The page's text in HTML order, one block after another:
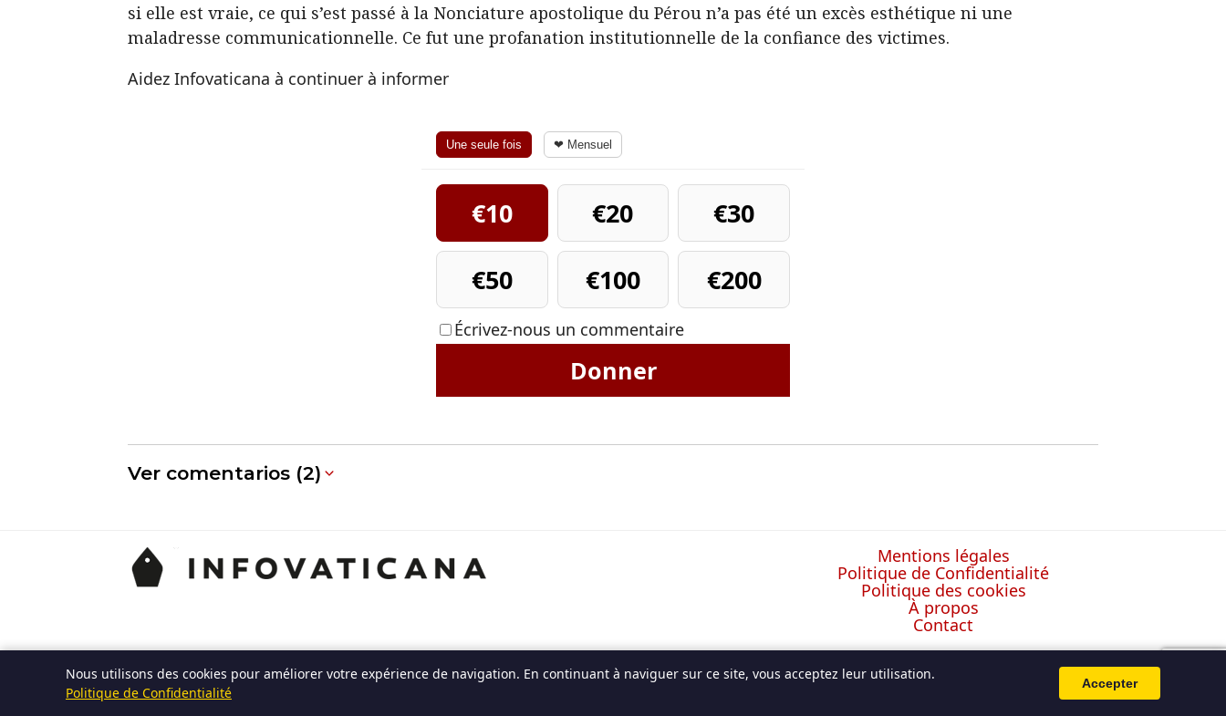
si elle est vraie, ce qui s’est passé à la Nonciature apostolique du Pérou n’a pas été un excès esthétique ni une
maladresse communicationnelle. Ce fut une profanation institutionnelle de la confiance des victimes.
Aidez Infovaticana à continuer à informer
Une seule fois ❤ Mensuel
€10 €20
€30
€50
€100 €200
Écrivez-nous un commentaire
Donner
Ver comentarios (2)
Mentions légales
Politique de Confidentialité
Politique des cookies
À propos
Contact
Nous utilisons des cookies pour améliorer votre expérience de navigation. En continuant à naviguer sur ce site, vous acceptez leur utilisation.
Politique de Confidentialité
Accepter